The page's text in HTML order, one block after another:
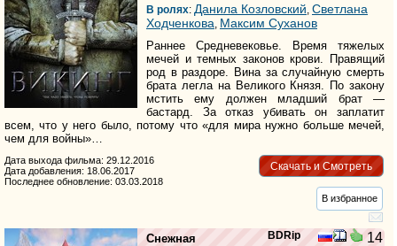
В ролях: Данила Козловский, Светлана
Ходченкова, Максим Суханов
Раннее Средневековье. Время тяжелых
мечей и темных законов крови. Правящий
род в раздоре. Вина за случайную смерть
брата легла на Великого Князя. По закону
мстить ему должен младший брат —
бастард. За отказ убивать он заплатит
всем, что у него было, потому что «для мира нужно больше мечей,
чем для войны»…
Скачать и Смотреть
Дата выхода фильма: 29.12.2016
Дата добавления: 18.06.2017
Последнее обновление: 03.03.2018
В избранное
BDRip 14
Снежная